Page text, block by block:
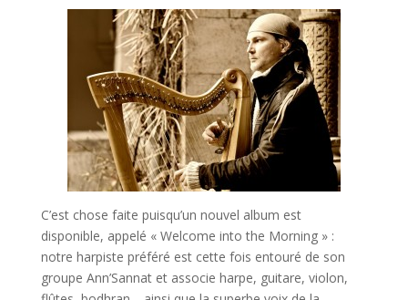
C’est chose faite puisqu’un nouvel album est
disponible, appelé « Welcome into the Morning » :
notre harpiste préféré est cette fois entouré de son
groupe Ann’Sannat et associe harpe, guitare, violon,